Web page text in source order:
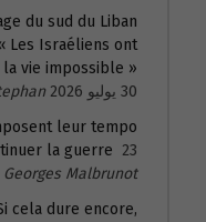
du sud du Liban
Les Israéliens ont
vie impossible »
30 يوليو 2026
leur tempo
la guerre 23 يوليو 2026
Georges Malbrunot
cela dure encore,